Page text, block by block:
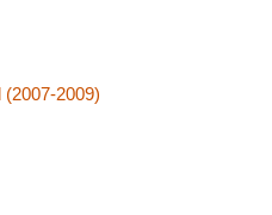
2009)